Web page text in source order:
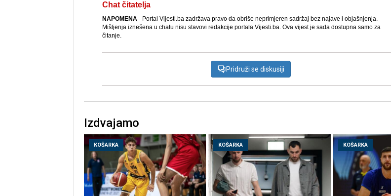
Chat čitatelja
NAPOMENA- Portal Vijesti.ba zadržava pravo da obriše neprimjeren sadržaj bez najave i objašnjenja.
Mišljenja iznešena u chatu nisu stavovi redakcije portala Vijesti.ba. Ova vijest je sada dostupna samo za
čitanje.
Pridruži se diskusiji
Izdvajamo
KOŠARKA KOŠARKA KOŠARKA